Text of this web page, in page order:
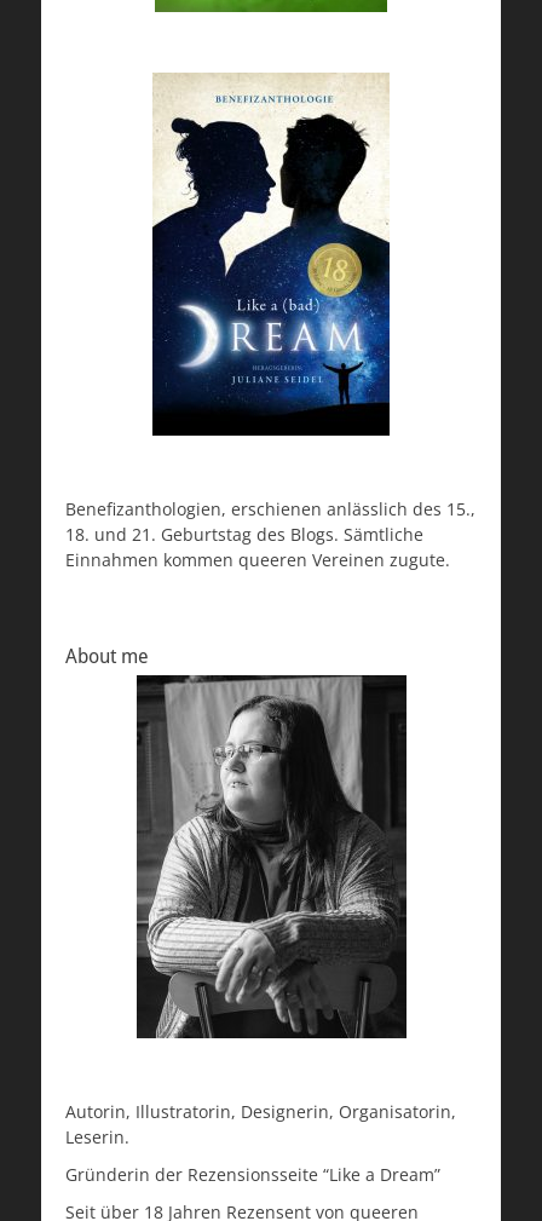
Benefizanthologien, erschienen anlässlich des 15.,
18. und 21. Geburtstag des Blogs. Sämtliche
Einnahmen kommen queeren Vereinen zugute.
About me
Autorin, Illustratorin, Designerin, Organisatorin,
Leserin.
Gründerin der Rezensionsseite “Like a Dream”
Seit über 18 Jahren Rezensent von queeren